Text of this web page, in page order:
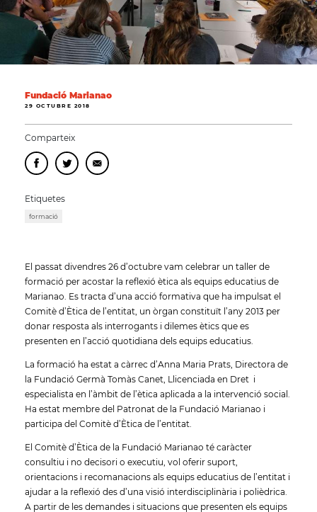
Fundació Marianao
29 OCTUBRE 2018
Comparteix
Etiquetes
formació
El passat divendres 26 d’octubre vam celebrar un taller de
formació per acostar la reflexió ètica als equips educatius de
Marianao. Es tracta d’una acció formativa que ha impulsat el
Comitè d’Ètica de l’entitat, un òrgan constituït l’any 2013 per
donar resposta als interrogants i dilemes ètics que es
presenten en l’acció quotidiana dels equips educatius.
La formació ha estat a càrrec d’Anna Maria Prats, Directora de
la Fundació Germà Tomàs Canet, Llicenciada en Dret i
especialista en l’àmbit de l’ètica aplicada a la intervenció social.
Ha estat membre del Patronat de la Fundació Marianao i
participa del Comitè d’Ètica de l’entitat.
El Comitè d’Ètica de la Fundació Marianao té caràcter
consultiu i no decisori o executiu, vol oferir suport,
orientacions i recomanacions als equips educatius de l’entitat i
ajudar a la reflexió des d’una visió interdisciplinària i polièdrica.
A partir de les demandes i situacions que presenten els equips